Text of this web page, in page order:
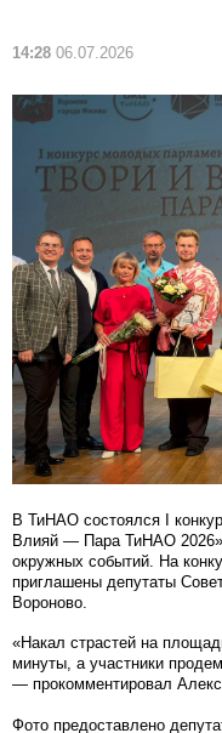
14:28 06.07.2026
В ТиНАО состоялся I
Влияй — Пара ТиНАО
окружных событий. На
приглашены депутаты
Вороново.
«Накал страстей на
минуты, а участники
— прокомментировал
Фото предоставлено